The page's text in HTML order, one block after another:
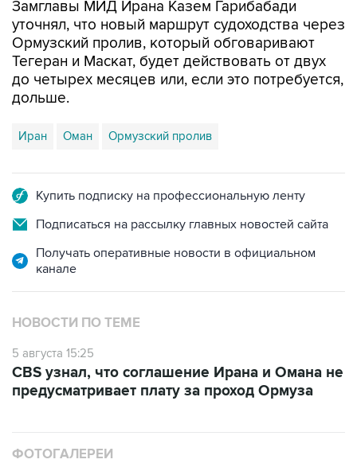
Ормузский пролив, который обговаривают
Тегеран и Маскат, будет действовать от двух
до четырех месяцев или, если это потребуется,
дольше.
Иран Оман
Подписаться на рассылку главных новостей сайта
Получать оперативные новости в официальном
НОВОСТИ ПО ТЕМЕ
5 августа 15:25
предусматривает плату за проход Ормуза